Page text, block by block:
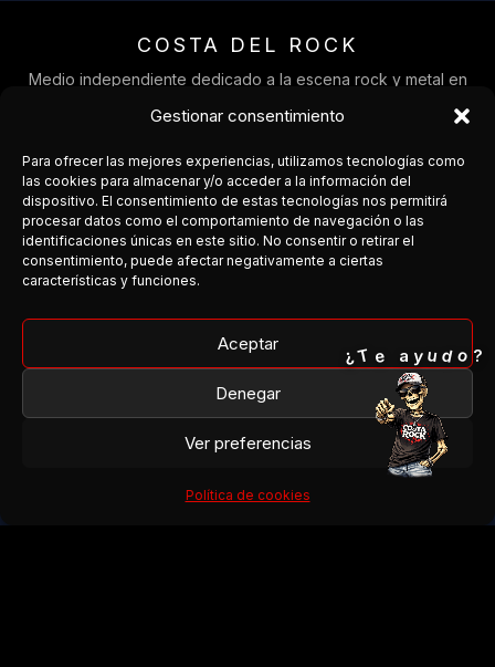
Gestionar consentimiento
Para ofrecer las mejores experiencias, utilizamos tecnologías como
las cookies para almacenar y/o acceder a la información del
dispositivo. El consentimiento de estas tecnologías nos permitirá
procesar datos como el comportamiento de navegación o las
identificaciones únicas en este sitio. No consentir o retirar el
consentimiento, puede afectar negativamente a ciertas
características y funciones.
Aceptar
Denegar
Ver preferencias
Política de cookies
COSTA DEL ROCK
Medio independiente dedicado a la escena rock y metal en
Cobertura, agenda y conexión entre bandas y público.
Facebook
Instagram
¿Organizas un concierto?
→ Escríbenos
¿T e a y udo ?